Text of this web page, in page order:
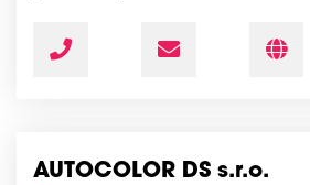
AUTOCOLOR DS s.r.o.